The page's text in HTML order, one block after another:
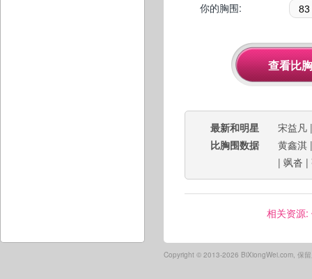
你的胸围:
最新和明星
比胸围数据
宋益凡
黄鑫淇
| 飒沓 |
相关资源:
Copyright © 2013-2026 BiXiongWei.com, 保